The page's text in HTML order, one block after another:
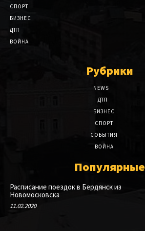
СПОРТ
БИЗНЕС
ДТП
ВОЙНА
Рубрики
NEWS
ДТП
БИЗНЕС
СПОРТ
СОБЫТИЯ
ВОЙНА
Популярные
Расписание поездок в Бердянск из
Новомосковска
11.02.2020